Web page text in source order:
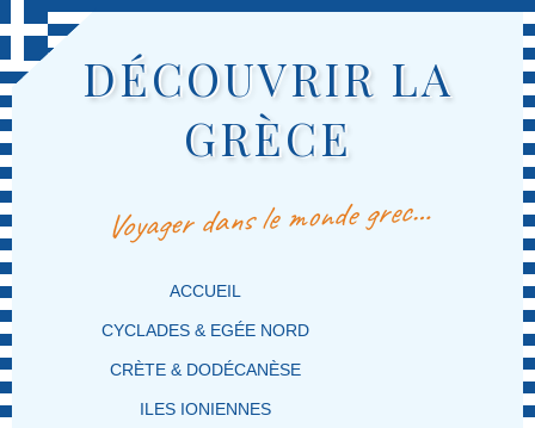
DÉCOUVRIR LA
GRÈCE
Voyager dans le monde grec…
MENU PRINCIPAL
MASQUER LA NAVIGATION PRINCIPALE
MASQUER LA NAVIGATION SECONDAIRE
ACCUEIL
CYCLADES & EGÉE NORD
CRÈTE & DODÉCANÈSE
ILES IONIENNES